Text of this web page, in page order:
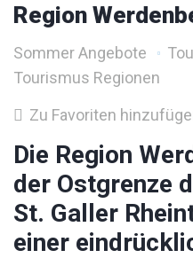
Region
Sommer Angebote
Tourismus Regionen
Zu Favoriten
Die Region
der Ostgrenze
St. Galler
einer